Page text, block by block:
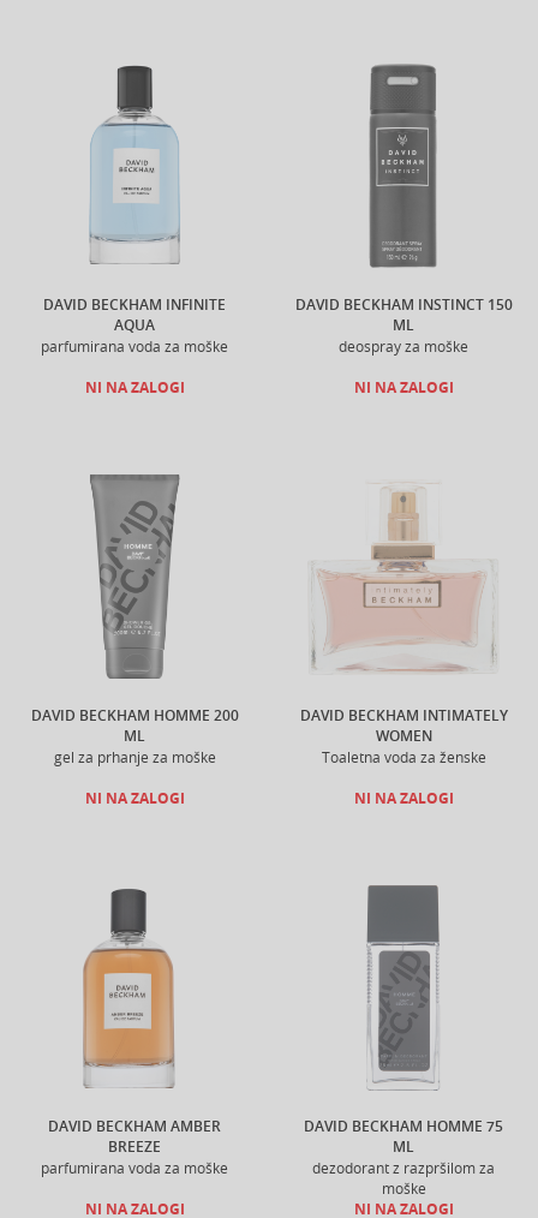
DAVID BECKHAM INFINITE
AQUA
parfumirana voda za moške
NI NA ZALOGI
DAVID BECKHAM INSTINCT 150
ML
deospray za moške
NI NA ZALOGI
DAVID BECKHAM HOMME 200
ML
gel za prhanje za moške
NI NA ZALOGI
DAVID BECKHAM INTIMATELY
WOMEN
Toaletna voda za ženske
NI NA ZALOGI
DAVID BECKHAM AMBER
BREEZE
parfumirana voda za moške
NI NA ZALOGI
DAVID BECKHAM HOMME 75
ML
dezodorant z razpršilom za
moške
NI NA ZALOGI